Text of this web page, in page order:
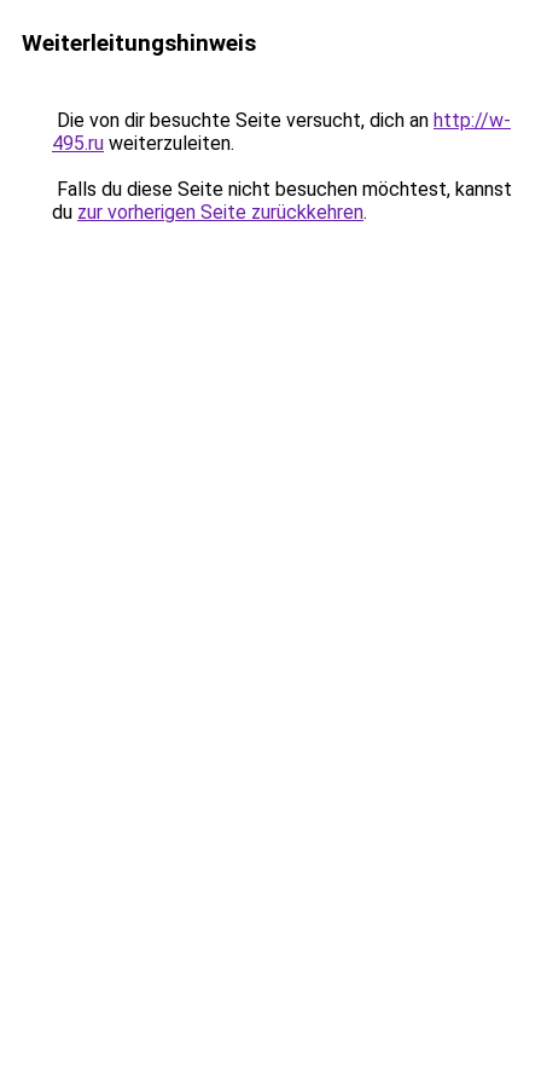
Weiterleitungshinweis
Die von dir besuchte Seite versucht, dich an http://w-
495.ru weiterzuleiten.
Falls du diese Seite nicht besuchen möchtest, kannst
du zur vorherigen Seite zurückkehren.